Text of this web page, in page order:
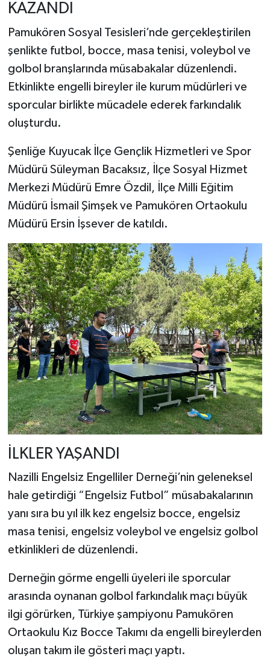
KAZANDI
Pamukören Sosyal Tesisleri’nde gerçekleştirilen
şenlikte futbol, bocce, masa tenisi, voleybol ve
golbol branşlarında müsabakalar düzenlendi.
Etkinlikte engelli bireyler ile kurum müdürleri ve
sporcular birlikte mücadele ederek farkındalık
oluşturdu.
Şenliğe Kuyucak İlçe Gençlik Hizmetleri ve Spor
Müdürü Süleyman Bacaksız, İlçe Sosyal Hizmet
Merkezi Müdürü Emre Özdil, İlçe Milli Eğitim
Müdürü İsmail Şimşek ve Pamukören Ortaokulu
Müdürü Ersin İşsever de katıldı.
İLKLER YAŞANDI
Nazilli Engelsiz Engelliler Derneği’nin geleneksel
hale getirdiği “Engelsiz Futbol” müsabakalarının
yanı sıra bu yıl ilk kez engelsiz bocce, engelsiz
masa tenisi, engelsiz voleybol ve engelsiz golbol
etkinlikleri de düzenlendi.
Derneğin görme engelli üyeleri ile sporcular
arasında oynanan golbol farkındalık maçı büyük
ilgi görürken, Türkiye şampiyonu Pamukören
Ortaokulu Kız Bocce Takımı da engelli bireylerden
oluşan takım ile gösteri maçı yaptı.